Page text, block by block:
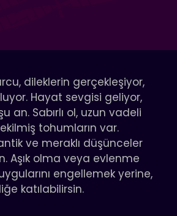
dileklerin gerçekleşiyor,
Hayat sevgisi geliyor,
an. Sabırlı ol, uzun vadeli
tohumların var.
ve meraklı düşünceler
Aşık olma veya evlenme
engellemek yerine,
katılabilirsin.